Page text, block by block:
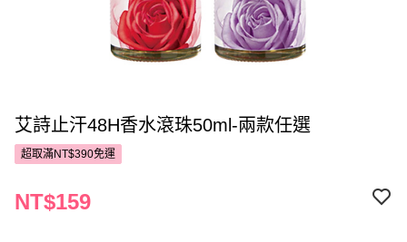
艾詩止汗48H香水滾珠50ml-兩款任選
超取滿NT$390免運
NT$159